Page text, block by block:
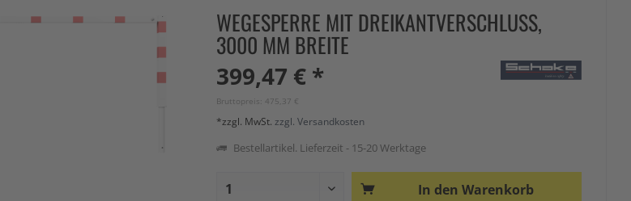
WEGESPERRE MIT DREIKANTVERSCHLUSS,
3000 MM BREITE
399,47 € *
Bruttopreis: 475,37 €
*zzgl. MwSt. zzgl. Versandkosten
Bestellartikel. Lieferzeit - 15-20 Werktage
In den Warenkorb